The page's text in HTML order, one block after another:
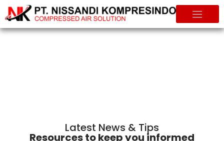
Latest News & Tips
Resources to keep you informed